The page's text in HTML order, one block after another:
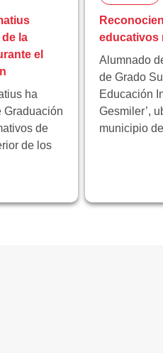
la
el
ha
Graduación
de
de los
educativos
Alumnado
de Grado
Educación
Gesmiler’,
municipio